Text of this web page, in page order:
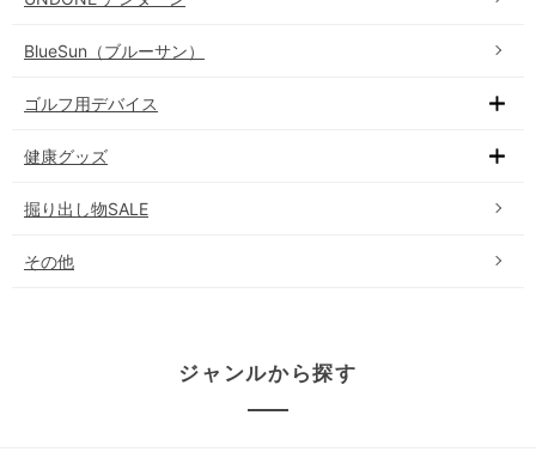
BlueSun（ブルーサン）
ゴルフ用デバイス
健康グッズ
掘り出し物SALE
その他
ジャンルから探す